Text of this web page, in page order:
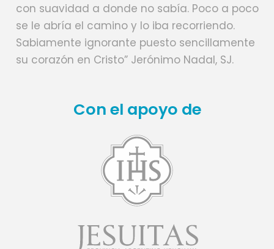
con suavidad a donde no sabía. Poco a poco
se le abría el camino y lo iba recorriendo.
Sabiamente ignorante puesto sencillamente
su corazón en Cristo” Jerónimo Nadal, SJ.
Con el apoyo de